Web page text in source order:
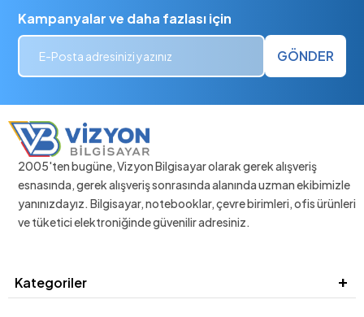
Kampanyalar ve daha fazlası için
GÖNDER
2005'ten bugüne, Vizyon Bilgisayar olarak gerek alışveriş
esnasında, gerek alışveriş sonrasında alanında uzman ekibimizle
yanınızdayız. Bilgisayar, notebooklar, çevre birimleri, ofis ürünleri
ve tüketici elektroniğinde güvenilir adresiniz.
Kategoriler